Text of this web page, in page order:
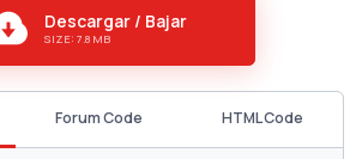
Descargar / Bajar
SIZE: 7.8 MB
Forum Code HTML Code